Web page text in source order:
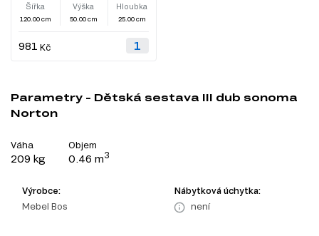
Šířka
120.00 cm
Výška
50.00 cm
Hloubka
25.00 cm
981 Kč
Parametry - Dětská sestava III dub sonoma
Norton
Váha
209 kg
Objem
0.46 m3
Výrobce:
Mebel Bos
Nábytková úchytka:
není